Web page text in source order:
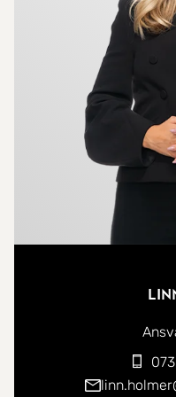
* Oerhört trygg och
en av Brommas
* Två harmoniska
dubbelsäng
*De vackra
2,7m i takhöjd och
vardagsrum samt
* Mycket god
ägare har dessutom
* Gångavstånd till
som Brommaplans
linjens tunnelbana